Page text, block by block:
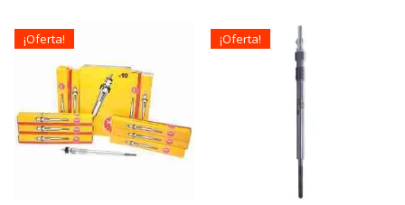
¡Oferta! ¡Oferta!